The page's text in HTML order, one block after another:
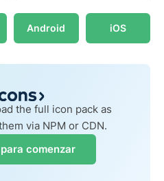
Android iOS
the full icon pack as
via NPM or CDN.
comenzar